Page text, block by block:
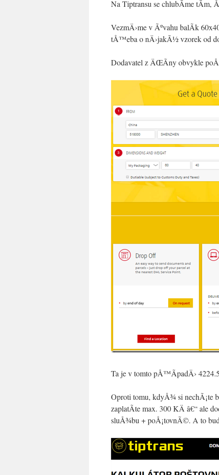
Na Tiptransu se chlubÃ­me
VezmÄ›me v Ãºvahu balÃ­k
tÅ™eba o nÄ›jakÃ½ vzorek od
Dodavatel z ÄŒÃ­ny obvykle
Ta je v tomto pÅ™Ã­padÄ›
Oproti tomu, kdyÅ¾ si nechÃ¡te
zaplatÃ­te max. 300 KÄ â€“ ale
sluÅ¾bu + poÅ¡tovnÃ©. A to